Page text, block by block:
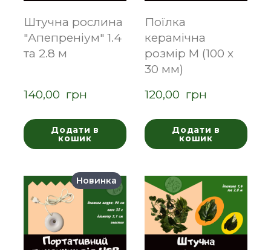
Штучна рослина
"Апепреніум" 1.4
та 2.8 м
140,00  грн
Додати в
кошик
Поїлка
керамічна
розмір M (100 х
30 мм)
120,00  грн
Додати в
кошик
Новинка